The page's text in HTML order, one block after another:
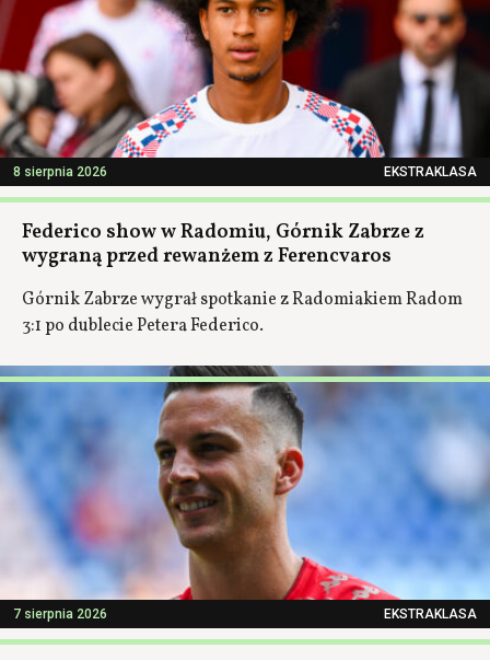
8 sierpnia 2026 EKSTRAKLASA
Federico show w Radomiu, Górnik Zabrze z
wygraną przed rewanżem z Ferencvaros
Górnik Zabrze wygrał spotkanie z Radomiakiem Radom
3:1 po dublecie Petera Federico.
7 sierpnia 2026 EKSTRAKLASA